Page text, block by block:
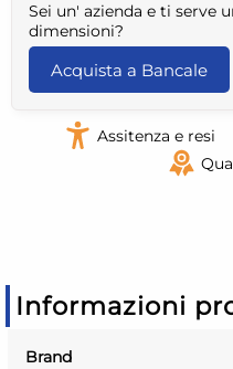
Sei un' azienda e ti serve
dimensioni?
Acquista a Bancale
Assitenza e resi
Informazioni
Brand